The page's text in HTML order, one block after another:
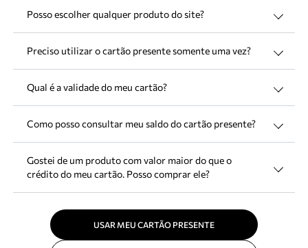
Posso escolher qualquer produto do site?
Preciso utilizar o cartão presente somente uma vez?
Qual é a validade do meu cartão?
Como posso consultar meu saldo do cartão presente?
Gostei de um produto com valor maior do que o
crédito do meu cartão. Posso comprar ele?
USAR MEU CARTÃO PRESENTE